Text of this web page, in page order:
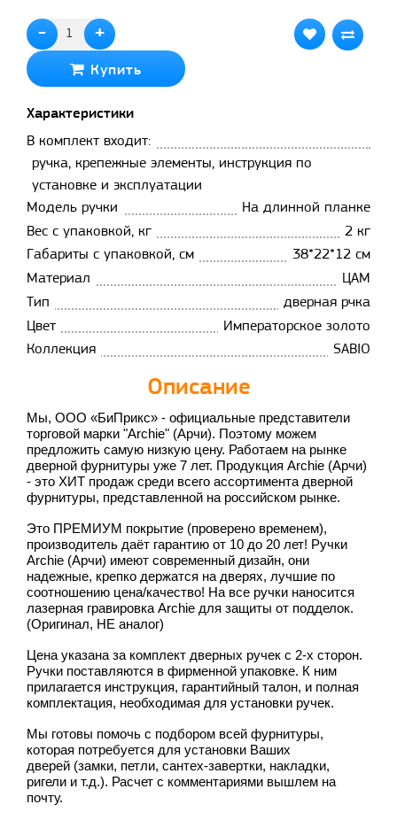
- +
Купить
Характеристики
В комплект входит:
ручка, крепежные элементы, инструкция по
установке и эксплуатации
Модель ручки
На длинной планке
Вес с упаковкой, кг
2 кг
Габариты с упаковкой, см
38*22*12 см
Материал
ЦАМ
Тип
дверная рчка
Цвет
Императорское золото
Коллекция
SABIO
Описание
Мы, ООО «БиПрикс» - официальные представители
торговой марки "Archie" (Арчи). Поэтому можем
предложить самую низкую цену. Работаем на рынке
дверной фурнитуры уже 7 лет. Продукция Archie (Арчи)
- это ХИТ продаж среди всего ассортимента дверной
фурнитуры, представленной на российском рынке.
Это ПРЕМИУМ покрытие (проверено временем),
производитель даёт гарантию от 10 до 20 лет! Ручки
Archie (Арчи) имеют современный дизайн, они
надежные, крепко держатся на дверях, лучшие по
соотношению цена/качество! На все ручки наносится
лазерная гравировка Archie для защиты от подделок.
(Оригинал, НЕ аналог)
Цена указана за комплект дверных ручек с 2-х сторон.
Ручки поставляются в фирменной упаковке. К ним
прилагается инструкция, гарантийный талон, и полная
комплектация, необходимая для установки ручек.
Мы готовы помочь с подбором всей фурнитуры,
которая потребуется для установки Ваших
дверей (замки, петли, сантех-завертки, накладки,
ригели и т.д.). Расчет с комментариями вышлем на
почту.